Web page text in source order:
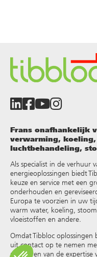
Frans onafhankelijk
verwarming,
luchtbehandeling,
Als specialist in de verhuur
energieoplossingen biedt
keuze en service met een
onderhouden en
Europa te voorzien in uw
warm water, koeling,
vloeistoffen en andere
Omdat Tibbloc
uit contact op te nemen
profiteren van de expertise